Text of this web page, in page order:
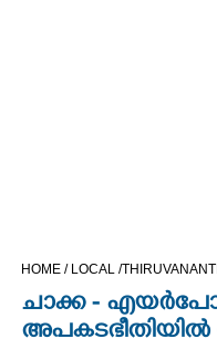
HOME / LOCAL /
ചാക്ക -